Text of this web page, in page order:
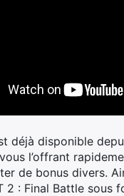
déjà disponible
l’offrant
de bonus divers.
2 : Final Battle sous